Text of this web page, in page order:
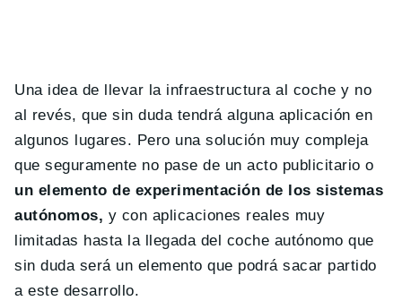
Una idea de llevar la infraestructura al coche y no
al revés, que sin duda tendrá alguna aplicación en
algunos lugares. Pero una solución muy compleja
que seguramente no pase de un acto publicitario o
un elemento de experimentación de los sistemas
autónomos, y con aplicaciones reales muy
limitadas hasta la llegada del coche autónomo que
sin duda será un elemento que podrá sacar partido
a este desarrollo.